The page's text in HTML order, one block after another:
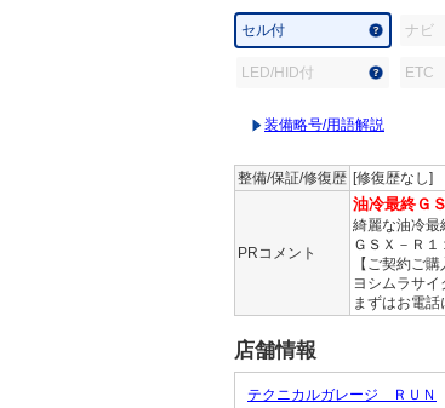
セル付 ナビ
LED/HID付 ETC
装備略号/用語解説
整備/保証/修復歴 [修復歴なし]
PRコメント
油冷最終Ｇ
綺麗な油冷最
ＧＳＸ－Ｒ
【ご契約ご
ヨシムラサ
まずはお電
店舗情報
テクニカルガレージ ＲＵＮ